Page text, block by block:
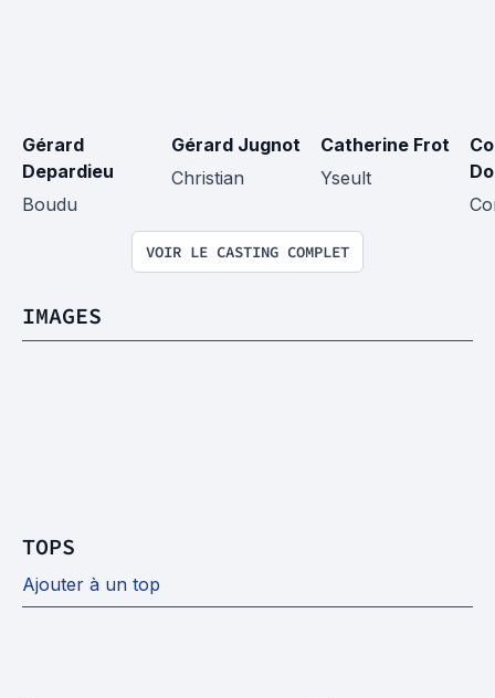
Gérard
Depardieu
Boudu
Gérard Jugnot
Christian
Catherine Frot
Yseult
VOIR LE CASTING COMPLET
IMAGES
TOPS
Ajouter à un top